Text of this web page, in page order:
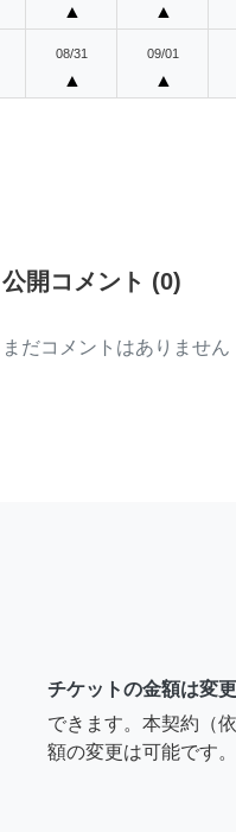
▲ ▲
08/31
▲
09/01
▲
公開コメント (0)
まだコメントはありません
チケットの金額は変
できます。本契約（
額の変更は可能です。